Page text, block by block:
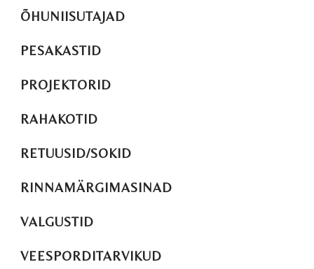
ÕHUNIISUTAJAD
PESAKASTID
PROJEKTORID
RAHAKOTID
RETUUSID/SOKID
RINNAMÄRGIMASINAD
VALGUSTID
VEESPORDITARVIKUD